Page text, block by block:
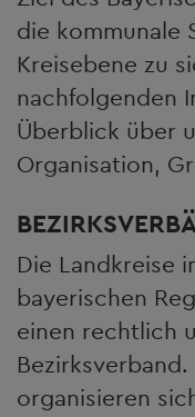
die kommunale
Kreisebene zu
nachfolgenden
Überblick über
Organisation,
Die Landkreise
bayerischen
einen rechtlich
Bezirksverband.
organisieren